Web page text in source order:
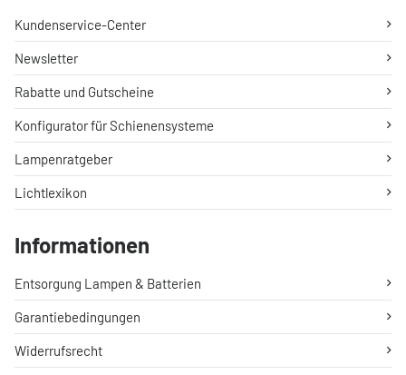
Kundenservice-Center
Newsletter
Rabatte und Gutscheine
Konfigurator für Schienensysteme
Lampenratgeber
Lichtlexikon
Informationen
Entsorgung Lampen & Batterien
Garantiebedingungen
Widerrufsrecht